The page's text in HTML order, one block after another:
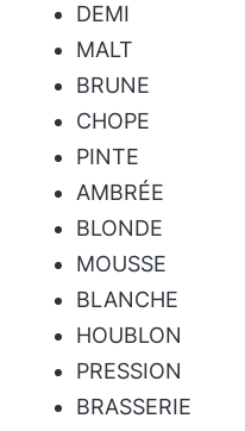
DEMI
MALT
BRUNE
CHOPE
PINTE
AMBRÉE
BLONDE
MOUSSE
BLANCHE
HOUBLON
PRESSION
BRASSERIE